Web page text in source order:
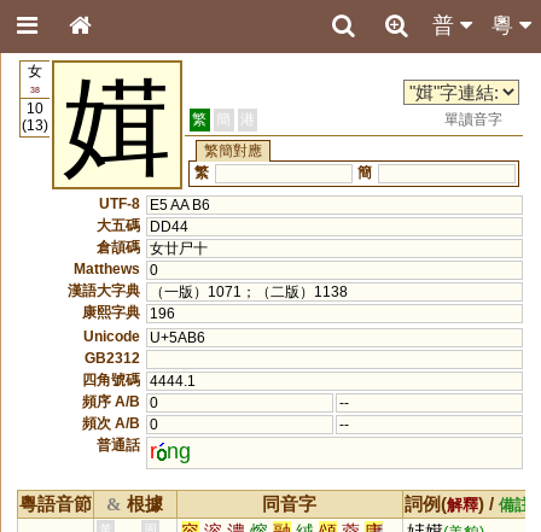
粵
普
女
38
10
(13)
媶 繁 簡 港
單讀音字
繁簡對應
繁
簡
UTF-8
E5 AA B6
大五碼
DD44
倉頡碼 女廿尸十
Matthews
0
漢語大字典
（一版）1071；（二版）1138
康熙字典
196
Unicode
U+5AB6
GB2312
四角號碼 4444.1
頻序 A/B
0
--
頻次 A/B
0
--
普通話
r ng
粵語音節 & 根據 同音字 詞例(解釋) / 備註